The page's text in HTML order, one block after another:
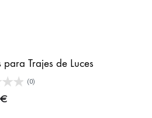
para Trajes de Luces
(0)
€